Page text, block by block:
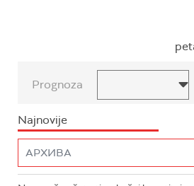
Prognoza
Najnovije